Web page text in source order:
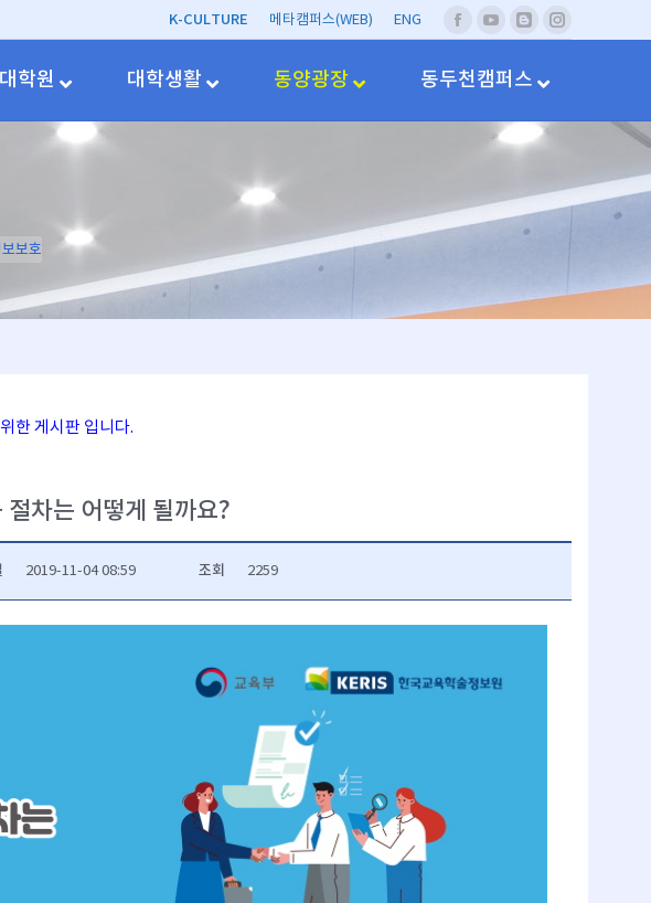
K-CULTURE 메타캠퍼스(WEB) ENG
페
스
북
유
브
네
버
그
Instagram
학원 대학생활 동양광장 동두천캠퍼스
보보호
한 게시판 입니다.
차는 어떻게 될까요?
2019-11-04 08:59 조회 2259